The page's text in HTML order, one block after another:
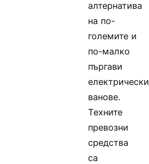
алтернатива
на по-
големите и
по-малко
пъргави
електрически
ванове.
Техните
превозни
средства
са